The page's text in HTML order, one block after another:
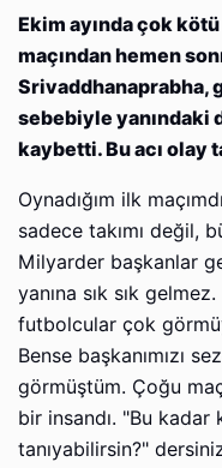
Ekim ayında çok
maçından hemen
Srivaddhanaprabha,
sebebiyle yanındaki
kaybetti. Bu acı olay
Oynadığım ilk
sadece takımı değil,
Milyarder başkanlar
yanına sık sık
futbolcular çok
Bense başkanımızı
görmüştüm. Çoğu
bir insandı. "Bu kadar
tanıyabilirsin?"